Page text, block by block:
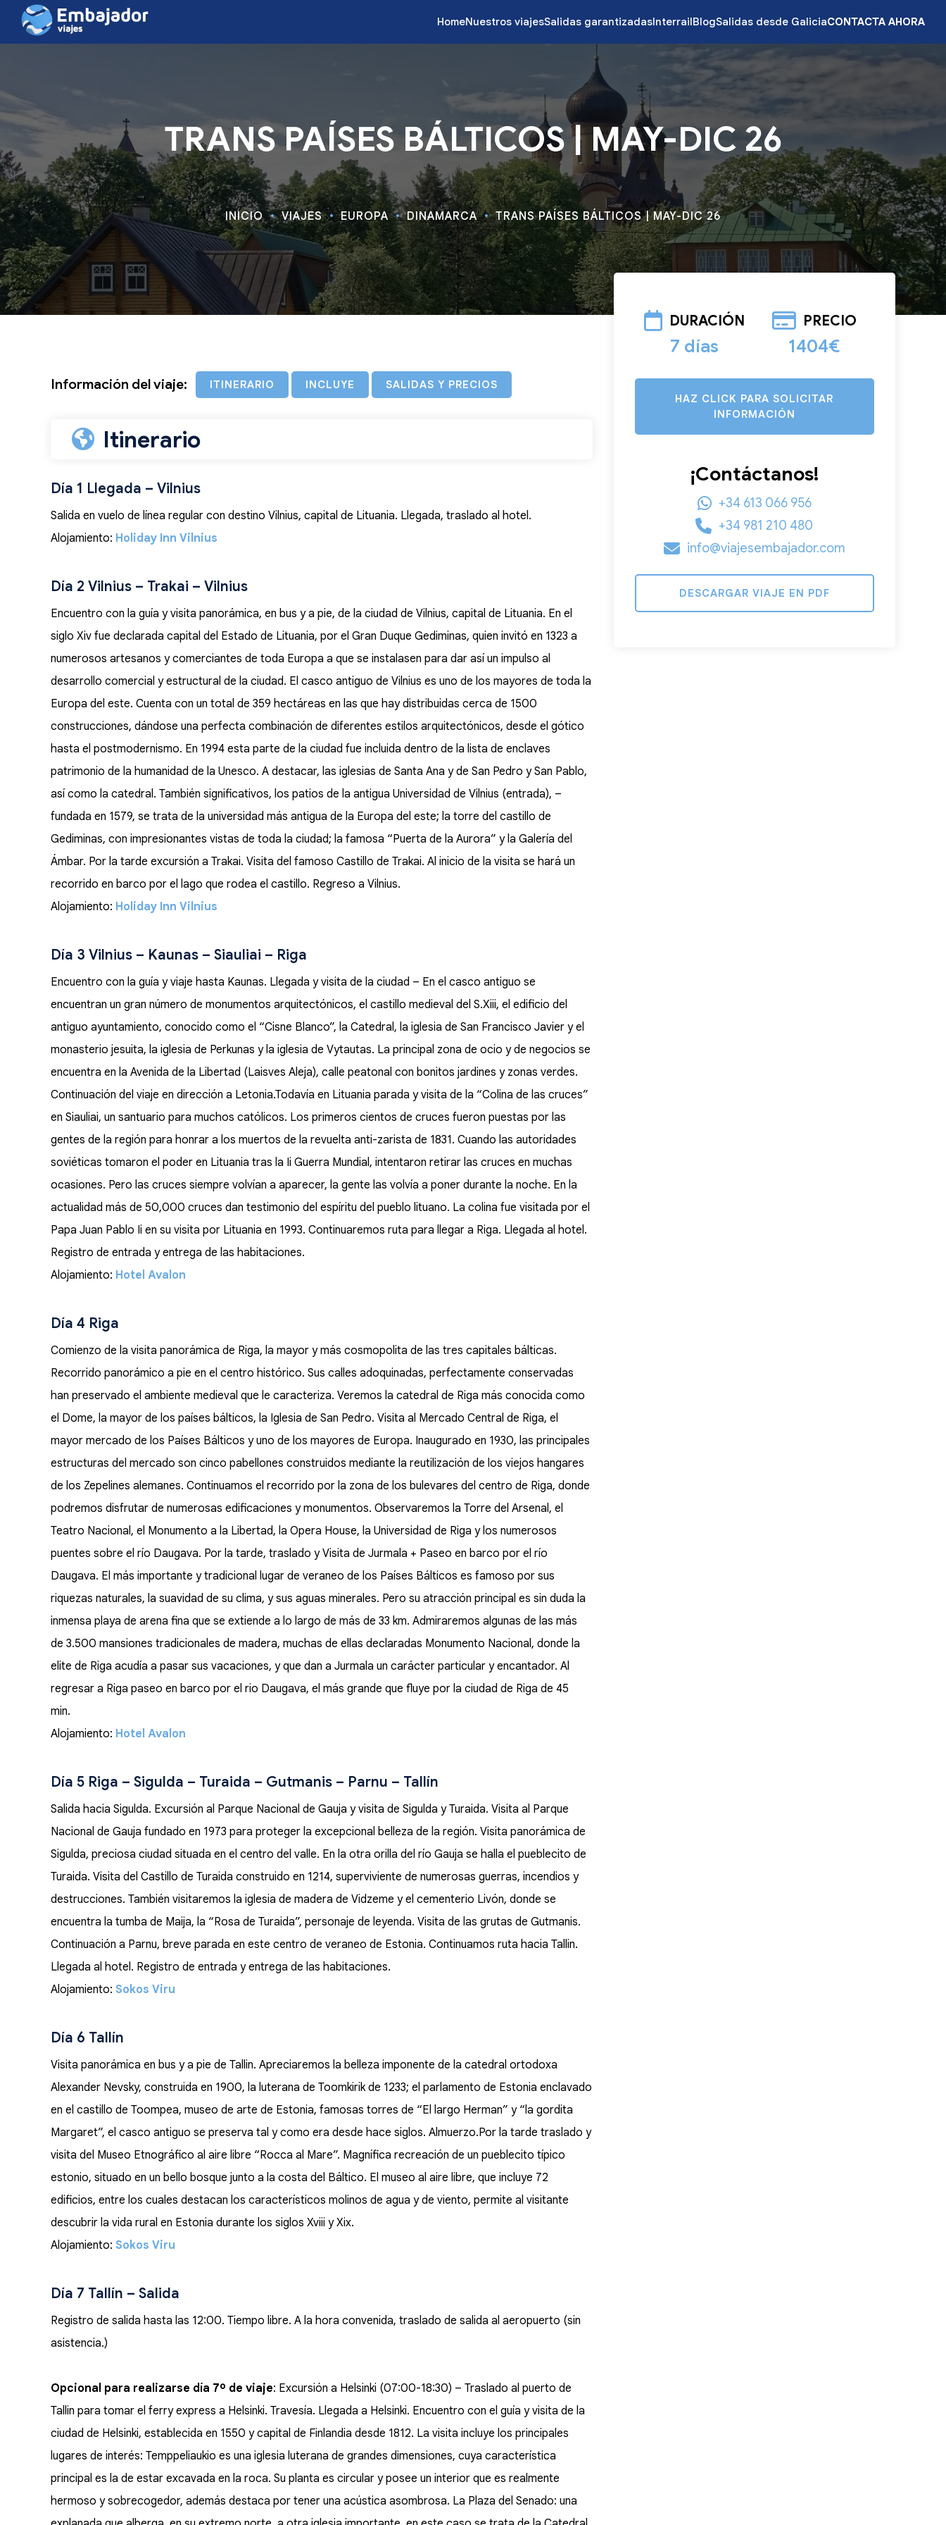
HomeNuestros viajesSalidas garantizadasInterrailBlogSalidas desde GaliciaCONTACTA AHORA
TRANS PAÍSES BÁLTICOS | MAY-DIC 26
INICIO VIAJES EUROPA DINAMARCA TRANS PAÍSES BÁLTICOS | MAY-DIC 26
Información del viaje: ITINERARIO INCLUYE SALIDAS Y PRECIOS
Itinerario
Día 1 Llegada – Vilnius
Salida en vuelo de línea regular con destino Vilnius, capital de Lituania. Llegada, traslado al hotel.
Alojamiento: Holiday Inn Vilnius
Día 2 Vilnius – Trakai – Vilnius
Encuentro con la guía y visita panorámica, en bus y a pie, de la ciudad de Vilnius, capital de Lituania. En el
siglo Xiv fue declarada capital del Estado de Lituania, por el Gran Duque Gediminas, quien invitó en 1323 a
numerosos artesanos y comerciantes de toda Europa a que se instalasen para dar así un impulso al
desarrollo comercial y estructural de la ciudad. El casco antiguo de Vilnius es uno de los mayores de toda la
Europa del este. Cuenta con un total de 359 hectáreas en las que hay distribuidas cerca de 1500
construcciones, dándose una perfecta combinación de diferentes estilos arquitectónicos, desde el gótico
hasta el postmodernismo. En 1994 esta parte de la ciudad fue incluida dentro de la lista de enclaves
patrimonio de la humanidad de la Unesco. A destacar, las iglesias de Santa Ana y de San Pedro y San Pablo,
así como la catedral. También significativos, los patios de la antigua Universidad de Vilnius (entrada), –
fundada en 1579, se trata de la universidad más antigua de la Europa del este; la torre del castillo de
Gediminas, con impresionantes vistas de toda la ciudad; la famosa “Puerta de la Aurora” y la Galería del
Ámbar. Por la tarde excursión a Trakai. Visita del famoso Castillo de Trakai. Al inicio de la visita se hará un
recorrido en barco por el lago que rodea el castillo. Regreso a Vilnius.
Alojamiento: Holiday Inn Vilnius
Día 3 Vilnius – Kaunas – Siauliai – Riga
Encuentro con la guía y viaje hasta Kaunas. Llegada y visita de la ciudad – En el casco antiguo se
encuentran un gran número de monumentos arquitectónicos, el castillo medieval del S.Xiii, el edificio del
antiguo ayuntamiento, conocido como el “Cisne Blanco”, la Catedral, la iglesia de San Francisco Javier y el
monasterio jesuita, la iglesia de Perkunas y la iglesia de Vytautas. La principal zona de ocio y de negocios se
encuentra en la Avenida de la Libertad (Laisves Aleja), calle peatonal con bonitos jardines y zonas verdes.
Continuación del viaje en dirección a Letonia.Todavía en Lituania parada y visita de la “Colina de las cruces”
en Siauliai, un santuario para muchos católicos. Los primeros cientos de cruces fueron puestas por las
gentes de la región para honrar a los muertos de la revuelta anti-zarista de 1831. Cuando las autoridades
soviéticas tomaron el poder en Lituania tras la Ii Guerra Mundial, intentaron retirar las cruces en muchas
ocasiones. Pero las cruces siempre volvían a aparecer, la gente las volvía a poner durante la noche. En la
actualidad más de 50,000 cruces dan testimonio del espíritu del pueblo lituano. La colina fue visitada por el
Papa Juan Pablo Ii en su visita por Lituania en 1993. Continuaremos ruta para llegar a Riga. Llegada al hotel.
Registro de entrada y entrega de las habitaciones.
Alojamiento: Hotel Avalon
Día 4 Riga
Comienzo de la visita panorámica de Riga, la mayor y más cosmopolita de las tres capitales bálticas.
Recorrido panorámico a pie en el centro histórico. Sus calles adoquinadas, perfectamente conservadas
han preservado el ambiente medieval que le caracteriza. Veremos la catedral de Riga más conocida como
el Dome, la mayor de los países bálticos, la Iglesia de San Pedro. Visita al Mercado Central de Riga, el
mayor mercado de los Países Bálticos y uno de los mayores de Europa. Inaugurado en 1930, las principales
estructuras del mercado son cinco pabellones construidos mediante la reutilización de los viejos hangares
de los Zepelines alemanes. Continuamos el recorrido por la zona de los bulevares del centro de Riga, donde
podremos disfrutar de numerosas edificaciones y monumentos. Observaremos la Torre del Arsenal, el
Teatro Nacional, el Monumento a la Libertad, la Opera House, la Universidad de Riga y los numerosos
puentes sobre el río Daugava. Por la tarde, traslado y Visita de Jurmala + Paseo en barco por el río
Daugava. El más importante y tradicional lugar de veraneo de los Países Bálticos es famoso por sus
riquezas naturales, la suavidad de su clima, y sus aguas minerales. Pero su atracción principal es sin duda la
inmensa playa de arena fina que se extiende a lo largo de más de 33 km. Admiraremos algunas de las más
de 3.500 mansiones tradicionales de madera, muchas de ellas declaradas Monumento Nacional, donde la
elite de Riga acudía a pasar sus vacaciones, y que dan a Jurmala un carácter particular y encantador. Al
regresar a Riga paseo en barco por el rio Daugava, el más grande que fluye por la ciudad de Riga de 45
min.
Alojamiento: Hotel Avalon
Día 5 Riga – Sigulda – Turaida – Gutmanis – Parnu – Tallín
Salida hacia Sigulda. Excursión al Parque Nacional de Gauja y visita de Sigulda y Turaida. Visita al Parque
Nacional de Gauja fundado en 1973 para proteger la excepcional belleza de la región. Visita panorámica de
Sigulda, preciosa ciudad situada en el centro del valle. En la otra orilla del río Gauja se halla el pueblecito de
Turaida. Visita del Castillo de Turaida construido en 1214, superviviente de numerosas guerras, incendios y
destrucciones. También visitaremos la iglesia de madera de Vidzeme y el cementerio Livón, donde se
encuentra la tumba de Maija, la “Rosa de Turaida”, personaje de leyenda. Visita de las grutas de Gutmanis.
Continuación a Parnu, breve parada en este centro de veraneo de Estonia. Continuamos ruta hacia Tallin.
Llegada al hotel. Registro de entrada y entrega de las habitaciones.
Alojamiento: Sokos Viru
Día 6 Tallín
Visita panorámica en bus y a pie de Tallin. Apreciaremos la belleza imponente de la catedral ortodoxa
Alexander Nevsky, construida en 1900, la luterana de Toomkirik de 1233; el parlamento de Estonia enclavado
en el castillo de Toompea, museo de arte de Estonia, famosas torres de “El largo Herman” y “la gordita
Margaret”, el casco antiguo se preserva tal y como era desde hace siglos. Almuerzo.Por la tarde traslado y
visita del Museo Etnográfico al aire libre “Rocca al Mare”. Magnífica recreación de un pueblecito típico
estonio, situado en un bello bosque junto a la costa del Báltico. El museo al aire libre, que incluye 72
edificios, entre los cuales destacan los característicos molinos de agua y de viento, permite al visitante
descubrir la vida rural en Estonia durante los siglos Xviii y Xix.
Alojamiento: Sokos Viru
Día 7 Tallín – Salida
Registro de salida hasta las 12:00. Tiempo libre. A la hora convenida, traslado de salida al aeropuerto (sin
asistencia.)
Opcional para realizarse día 7º de viaje: Excursión a Helsinki (07:00-18:30) – Traslado al puerto de
Tallin para tomar el ferry express a Helsinki. Travesía. Llegada a Helsinki. Encuentro con el guía y visita de la
ciudad de Helsinki, establecida en 1550 y capital de Finlandia desde 1812. La visita incluye los principales
lugares de interés: Temppeliaukio es una iglesia luterana de grandes dimensiones, cuya característica
principal es la de estar excavada en la roca. Su planta es circular y posee un interior que es realmente
hermoso y sobrecogedor, además destaca por tener una acústica asombrosa. La Plaza del Senado: una
DURACIÓN
7 días
PRECIO
1404€
HAZ CLICK PARA SOLICITAR
INFORMACIÓN
¡Contáctanos!
+34 613 066 956
+34 981 210 480
info@viajesembajador.com
DESCARGAR VIAJE EN PDF